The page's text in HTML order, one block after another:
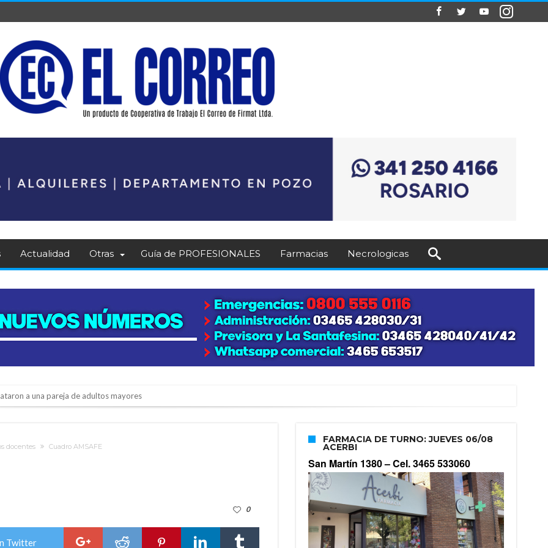
Actualidad Otras Guía de PROFESIONALES Farmacias Necrologicas
a una pareja de adultos mayores
la Expo Dose
docentes Cuadro AMSAFE
0
Twitter
FARMACIA DE TURNO: JUEVES 06/08
ACERBI
San Martín 1380 –Cel. 3465 533060